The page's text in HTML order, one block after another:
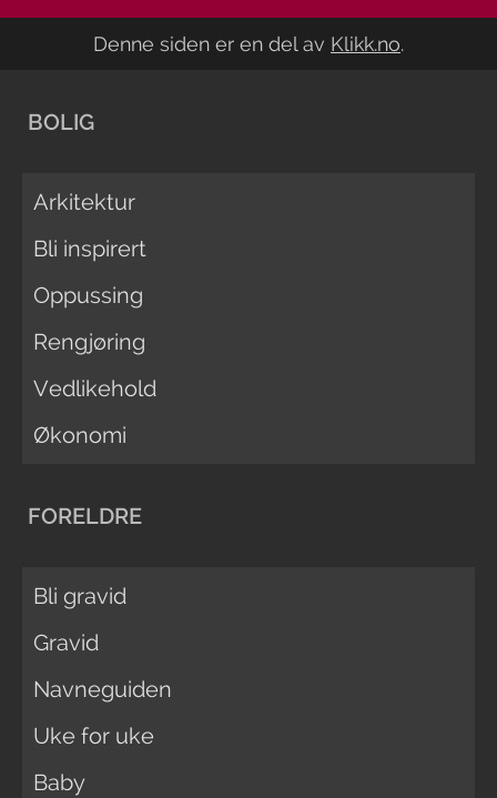
Denne siden er en del av Klikk.no.
BOLIG
Arkitektur
Bli inspirert
Oppussing
Rengjøring
Vedlikehold
Økonomi
FORELDRE
Bli gravid
Gravid
Navneguiden
Uke for uke
Baby